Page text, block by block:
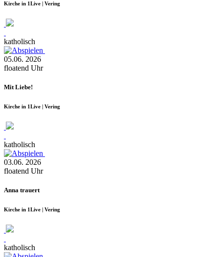
Kirche in 1Live | Vering
katholisch
05.06. 2026
floatend Uhr
Mit Liebe!
Kirche in 1Live | Vering
katholisch
03.06. 2026
floatend Uhr
Anna trauert
Kirche in 1Live | Vering
katholisch